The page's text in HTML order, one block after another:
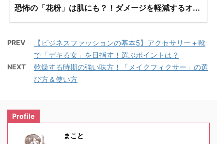
恐怖の「花粉」は肌にも？！ダメージを軽減するオ...
PREV
【ビジネスファッションの基本5】アクセサリー＋靴
で「デキる女」を目指す！選ぶポイントは？
NEXT
乾燥する時期の強い味方！「メイクフィクサー」の選
び方＆使い方
Profile
まこと